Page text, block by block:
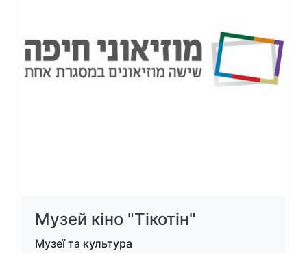
Музей кіно "Тікотін"
Музеї та культура